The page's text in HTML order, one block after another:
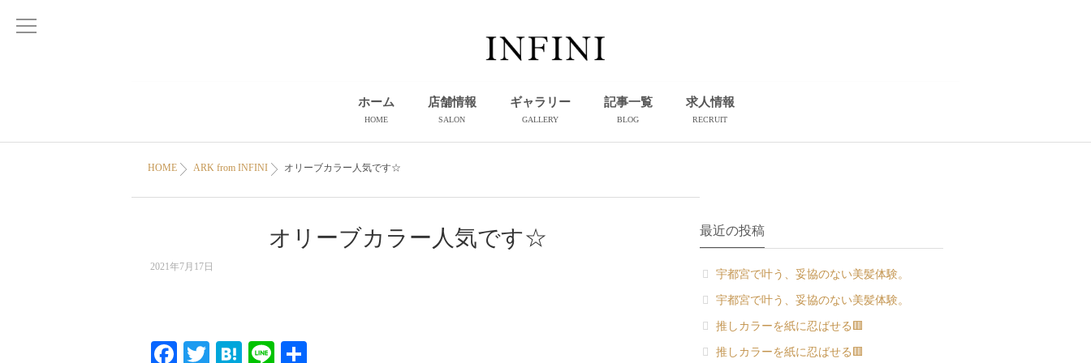
ホーム
HOME
店舗情報
SALON
ギャラリー
GALLERY
記事一覧
BLOG
求人情報
RECRUIT
HOME ARK from INFINI オリーブカラー人気です☆
オリーブカラー人気です☆
2021年7月17日
Facebook
TwitterHatena
Line
最近の投稿
宇都宮で叶う、妥協のない美髪体験。
宇都宮で叶う、妥協のない美髪体験。
推しカラーを紙に忍ばせる🟥
推しカラーを紙に忍ばせる🟥